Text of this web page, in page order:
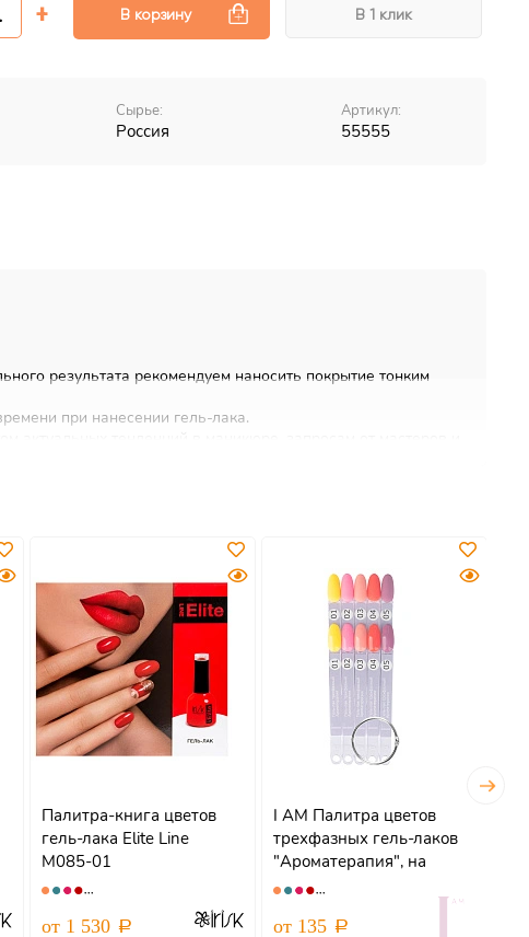
В корзину В 1 клик
Сырье:
Россия
Артикул:
55555
результата рекомендуем наносить покрытие тонким
при нанесении гель-лака.
актуальных тенденций в маникюре, запросам от мастеров и
Палитра-книга цветов
гель-лака Elite Line
М085-01
от 1 530
I AM Палитра цветов
трехфазных гель-лаков
"Ароматерапия", на
веере
от 135